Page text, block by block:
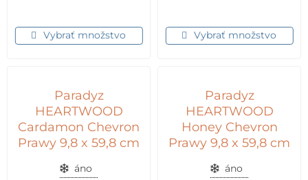
Vybrať množstvo Vybrať množstvo
Paradyz
HEARTWOOD
Cardamon Chevron
Prawy 9,8 x 59,8 cm
áno
Paradyz
HEARTWOOD
Honey Chevron
Prawy 9,8 x 59,8 cm
áno